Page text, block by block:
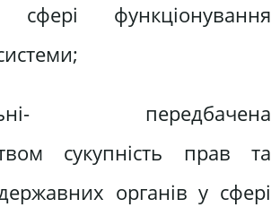
функціонування
передбачена
сукупність прав та
органів у сфері